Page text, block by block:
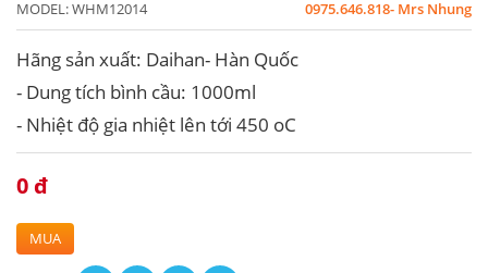
MODEL:WHM12014 0975.646.818- Mrs Nhung
Hãng sản xuất: Daihan- Hàn Quốc
- Dung tích bình cầu: 1000ml
- Nhiệt độ gia nhiệt lên tới 450 oC
0 đ
MUA